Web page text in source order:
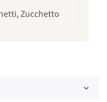
Zucchetto